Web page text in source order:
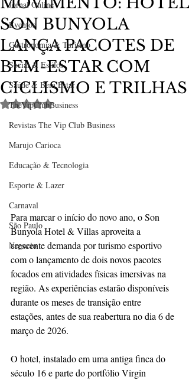
Jornal Online
Eventos
Gastronomia & Turismo
Social & Estilos
Saúde & Bem Estar
TheVipClubBusiness
Revistas The Vip Club Business
Marujo Carioca
Educação & Tecnologia
Esporte & Lazer
Carnaval
São Paulo
Negocio
SON BUNYOLA
LANÇA PACOTES DE
BEM-ESTAR COM
CICLISMO E TRILHAS
Avaliado com NaN de 5 estrelas.
Para marcar o início do novo ano, o Son
Bunyola Hotel & Villas aproveita a
crescente demanda por turismo esportivo
com o lançamento de dois novos pacotes
focados em atividades físicas imersivas na
região. As experiências estarão disponíveis
durante os meses de transição entre
estações, antes de sua reabertura no dia 6 de
março de 2026.
O hotel, instalado em uma antiga finca do
século 16 e parte do portfólio Virgin